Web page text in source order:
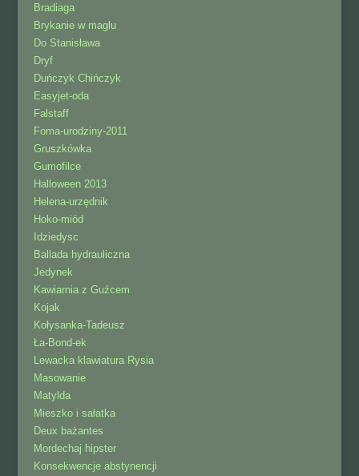
Bradiaga
Brykanie w maglu
Do Stanisława
Dryf
Duńczyk Chińczyk
Easyjet-oda
Falstaff
Foma-urodziny-2011
Gruszkówka
Gumofilce
Halloween 2013
Helena-urzędnik
Hoko-miód
Idziedysc
Ballada hydrauliczna
Jedynek
Kawiarnia z Guźcem
Kojak
Kołysanka-Tadeusz
Ła-Bond-ek
Lewacka klawiatura Rysia
Masowanie
Matylda
Mieszko i sałatka
Deux bażantes
Mordechaj hipster
Konsekwencje abstynencji